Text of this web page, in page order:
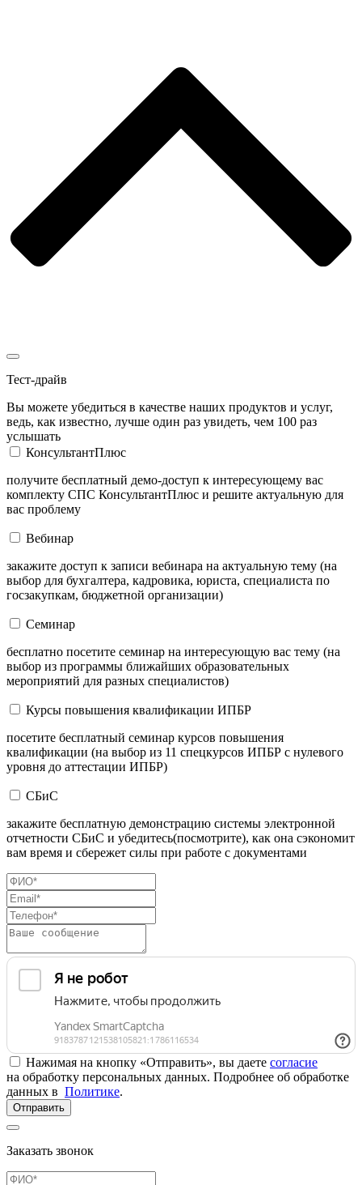
Тест-драйв
Вы можете убедиться в качестве наших продуктов и услуг,
ведь, как известно, лучше один раз увидеть, чем 100 раз
услышать
КонсультантПлюс
получите бесплатный демо-доступ к интересующему вас
комплекту СПС КонсультантПлюс и решите актуальную для
вас проблему
Вебинар
закажите доступ к записи вебинара на актуальную тему (на
выбор для бухгалтера, кадровика, юриста, специалиста по
госзакупкам, бюджетной организации)
Семинар
бесплатно посетите семинар на интересующую вас тему (на
выбор из программы ближайших образовательных
мероприятий для разных специалистов)
Курсы повышения квалификации ИПБР
посетите бесплатный семинар курсов повышения
квалификации (на выбор из 11 спецкурсов ИПБР с нулевого
уровня до аттестации ИПБР)
СБиС
закажите бесплатную демонстрацию системы электронной
отчетности СБиС и убедитесь(посмотрите), как она сэкономит
вам время и сбережет силы при работе с документами
Нажимая на кнопку «Отправить», вы даете согласие
на обработку персональных данных. Подробнее об обработке
данных в Политике.
Отправить
Заказать звонок